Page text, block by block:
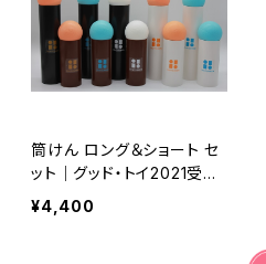
筒けん ロング＆ショート セ
ット｜グッド・トイ2021受
賞・家族で楽しむデジタルデ
トックス
¥4,400